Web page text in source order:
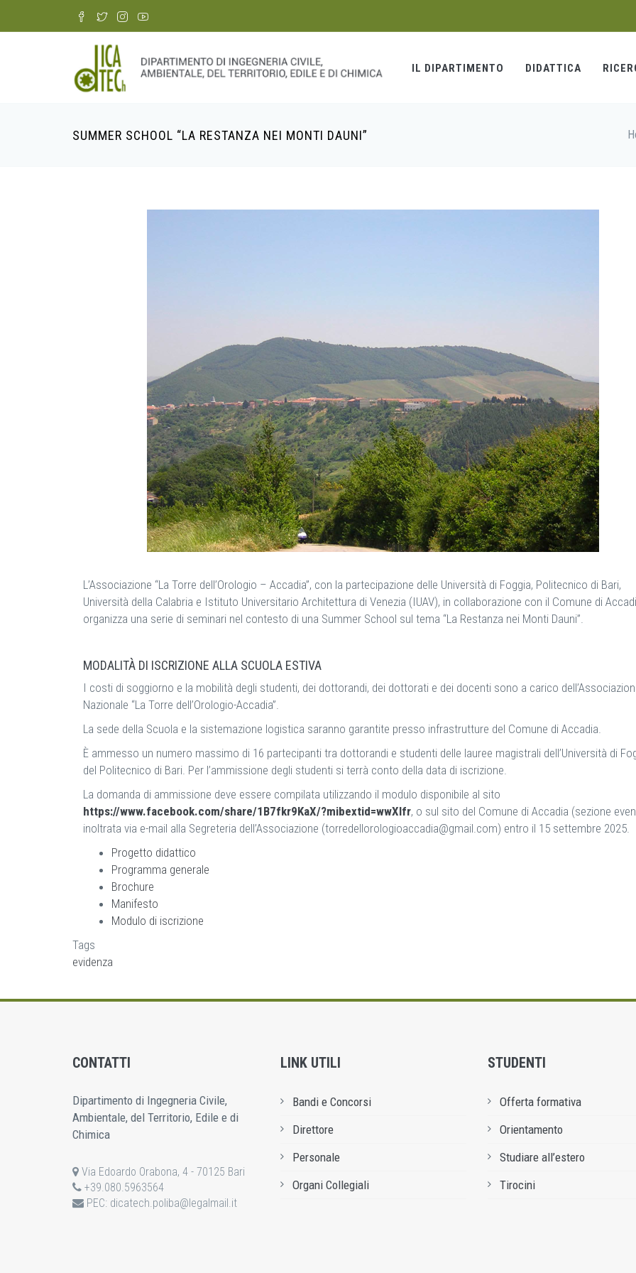
IL DIPARTIMENTO DIDATTICA
SUMMER SCHOOL “LA RESTANZA NEI MONTI DAUNI”
Breadcrumb
L’Associazione “La Torre dell’Orologio – Accadia”, con la partecipazione delle Università di Foggia, Politecnico di Bari,
Università della Calabria e Istituto Universitario Architettura di Venezia (IUAV), in collaborazione con il Comune di
organizza una serie di seminari nel contesto di una Summer School sul tema “La Restanza nei Monti Dauni”.
MODALITÀ DI ISCRIZIONE ALLA SCUOLA ESTIVA
I costi di soggiorno e la mobilità degli studenti, dei dottorandi, dei dottorati e dei docenti sono a carico
Nazionale “La Torre dell’Orologio-Accadia”.
La sede della Scuola e la sistemazione logistica saranno garantite presso infrastrutture del Comune di Accadia.
È ammesso un numero massimo di 16 partecipanti tra dottorandi e studenti delle lauree magistrali dell’Università di
del Politecnico di Bari. Per l’ammissione degli studenti si terrà conto della data di iscrizione.
La domanda di ammissione deve essere compilata utilizzando il modulo disponibile al sito
https://www.facebook.com/share/1B7fkr9KaX/?mibextid=wwXIfr, o sul sito del Comune di Accadia (sezione
inoltrata via e-mail alla Segreteria dell’Associazione (torredellorologioaccadia@gmail.com) entro il 15 settembre 2025.
Progetto didattico
Programma generale
Brochure
Manifesto
Modulo di iscrizione
Tags
evidenza
CONTATTI
Dipartimento di Ingegneria Civile,
Ambientale, del Territorio, Edile e di
Chimica
Via Edoardo Orabona, 4 - 70125 Bari
+39.080.5963564
PEC: dicatech.poliba@legalmail.it
LINK UTILI
Bandi e Concorsi
Direttore
Personale
Organi Collegiali
STUDENTI
Offerta formativa
Orientamento
Studiare all’estero
Tirocini